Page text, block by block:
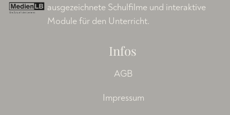
ausgezeichnete Schulfilme und interaktive
Module für den Unterricht.
Infos
AGB
Impressum